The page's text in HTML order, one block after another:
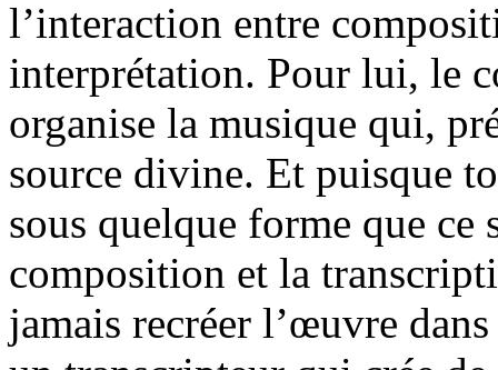
l’interaction entre
interprétation. Pour lui, le
organise la musique qui,
source divine. Et puisque
sous quelque forme que
composition et la
jamais recréer l’œuvre